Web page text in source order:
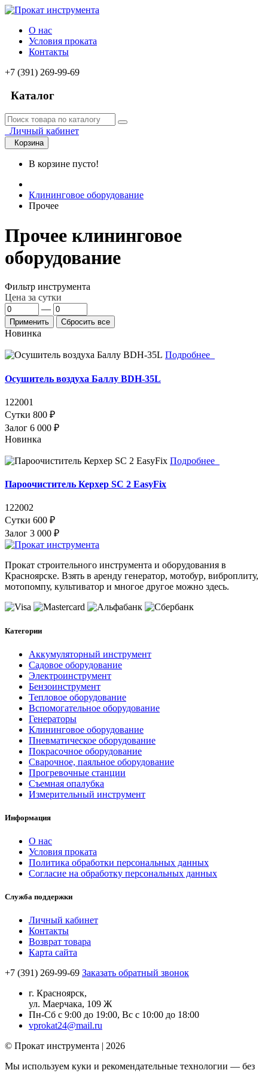
О нас
Условия проката
Контакты
+7 (391) 269-99-69
Каталог
Личный кабинет
Корзина
В корзине пусто!
Клининговое оборудование
Прочее
Прочее клининговое
оборудование
Фильтр инструмента
Цена за сутки
—
Новинка
Подробнее
Осушитель воздуха Баллу BDH-35L
122001
Сутки 800 ₽
Залог 6 000 ₽
Новинка
Подробнее
Пароочиститель Керхер SC 2 EasyFix
122002
Сутки 600 ₽
Залог 3 000 ₽
Прокат строительного инструмента и оборудования в
Красноярске. Взять в аренду генератор, мотобур, виброплиту,
мотопомпу, культиватор и многое другое можно здесь.
Категории
Аккумуляторный инструмент
Садовое оборудование
Электроинструмент
Бензоинструмент
Тепловое оборудование
Вспомогательное оборудование
Генераторы
Клининговое оборудование
Пневматическое оборудование
Покрасочное оборудование
Сварочное, паяльное оборудование
Прогревочные станции
Съемная опалубка
Измерительный инструмент
Информация
О нас
Условия проката
Политика обработки персональных данных
Согласие на обработку персональных данных
Служба поддержки
Личный кабинет
Контакты
Возврат товара
Карта сайта
+7 (391) 269-99-69 Заказать обратный звонок
г. Красноярск,
ул. Маерчака, 109 Ж
Пн-Сб с 9:00 до 19:00, Вс с 10:00 до 18:00
vprokat24@mail.ru
© Прокат инструмента | 2026
Мы используем куки и рекомендательные технологии — без